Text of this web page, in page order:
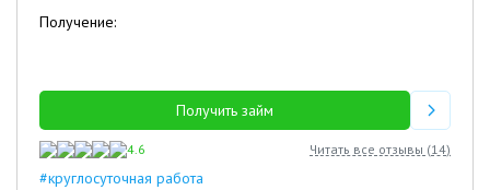
Получение:
Получить займ
4.6 Читать все отзывы (14)
#круглосуточная работа